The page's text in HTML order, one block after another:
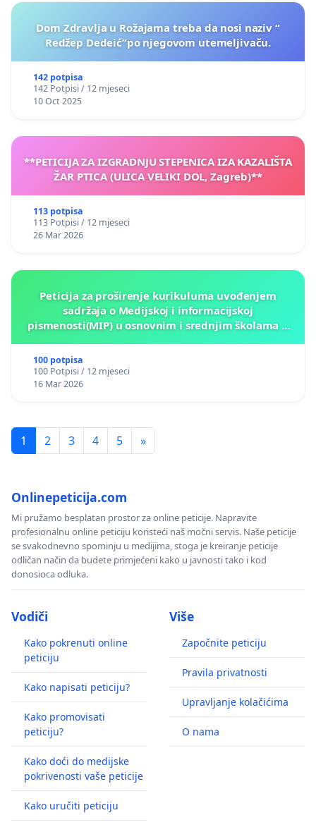
Dom Zdravlja u Rožajama treba da nosi naziv “
Redžep Dedeić”po njegovom utemeljivaču.
142 potpisa
142 Potpisi / 12 mjeseci
10 Oct 2025
**PETICIJA ZA IZGRADNJU STEPENICA IZA KAZALIŠTA
ŽAR PTICA (ULICA VELIKI DOL, Zagreb)**
113 potpisa
113 Potpisi / 12 mjeseci
26 Mar 2026
Peticija za proširenje kurikuluma uvođenjem
sadržaja o Medijskoj i informacijskoj
pismenosti(MIP) u osnovnim i srednjim školama u
100 potpisa
100 Potpisi / 12 mjeseci
16 Mar 2026
1 2 3 4 5 »
Onlinepeticija.com
Mi pružamo besplatan prostor za online peticije. Napravite
profesionalnu online peticiju koristeći naš močni servis. Naše peticije
se svakodnevno spominju u medijima, stoga je kreiranje peticije
odličan način da budete primjećeni kako u javnosti tako i kod
donosioca odluka.
Vodiči
Kako pokrenuti online
peticiju
Kako napisati peticiju?
Kako promovisati
peticiju?
Kako doći do medijske
pokrivenosti vaše peticije
Kako uručiti peticiju
Više
Započnite peticiju
Pravila privatnosti
Upravljanje kolačićima
O nama